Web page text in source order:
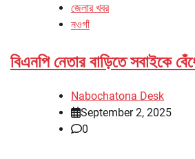
জেলার খবর
নওগাঁ
বিএনপি নেতার বাড়িতে সবাইকে
Nabochatona Desk
September 2, 2025
0